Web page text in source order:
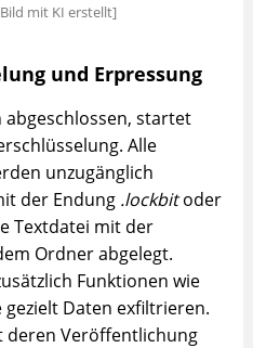
mit KI erstellt]
und Erpressung
startet
Alle
unzugänglich
der Endung .lockbitoder
Textdatei mit der
Ordner abgelegt.
Funktionen wie
gezielt Daten exfiltrieren.
deren Veröffentlichung